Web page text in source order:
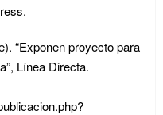
“Exponen proyecto para
Línea Directa.